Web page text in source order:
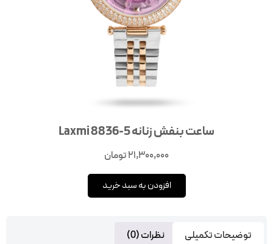
ساعت بنفش زنانه Laxmi 8836-5
21,300,000تومان
افزودن به سبد خرید
توضیحات تکمیلی نظرات (0)